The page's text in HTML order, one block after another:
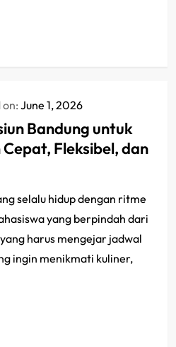
on: June 1, 2026
Bandung untuk
Fleksibel, dan
selalu hidup dengan ritme
yang berpindah dari
harus mengejar jadwal
ingin menikmati kuliner,